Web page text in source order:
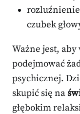
rozluźnienie
czubek
Ważne jest,
podejmować
psychicznej.
skupić się na
głębokim